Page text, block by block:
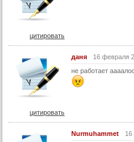
55 серия
57 серия
58 серия
59 серия
60 серия
61 серия
цитировать
даня
16 февраля
не работает
цитировать
Nurmuhammet
16